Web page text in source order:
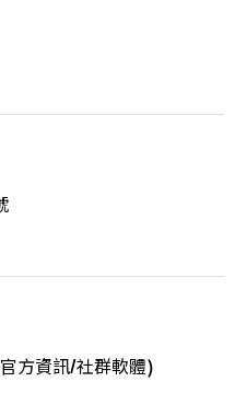
方資訊/社群軟體)